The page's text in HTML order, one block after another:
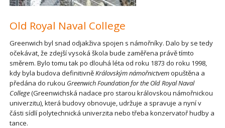
Old Royal Naval College
Greenwich byl snad odjakživa spojen s námořníky. Dalo by se tedy
očekávat, že zdejší vysoká škola bude zaměřena právě tímto
směrem. Bylo tomu tak po dlouhá léta od roku 1873 do roku 1998,
kdy byla budova definitivněKrálovským námořnictvemopuštěna a
předána do rukou Greenwich Foundation for the Old Royal Naval
College(Greenwichská nadace pro starou královskou námořnickou
univerzitu), která budovy obnovuje, udržuje a spravuje a nyní v
části sídlí polytechnická univerzita nebo třeba konzervatoř hudby a
tance.